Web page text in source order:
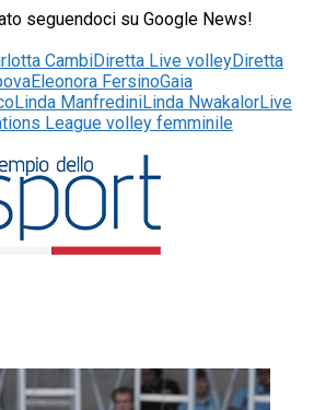
seguendoci su Google News!
CambiDiretta Live volleyDiretta
Eleonora FersinoGaia
Linda ManfrediniLinda NwakalorLive
League volley femminile